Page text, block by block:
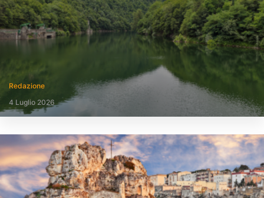
Redazione
4 Luglio 2026